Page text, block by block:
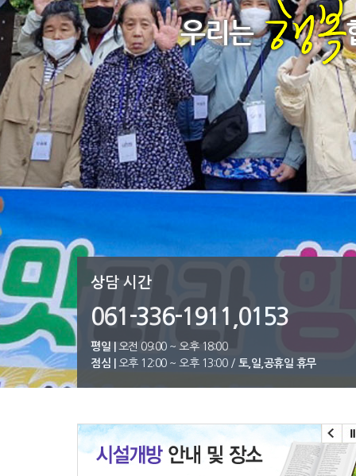
상담 시간
061-336-1911,0153
평일 |
오전 09:00 ~ 오후 18:00
점심 |
오후 12:00 ~ 오후 13:00 / 토,일,공휴일 휴무